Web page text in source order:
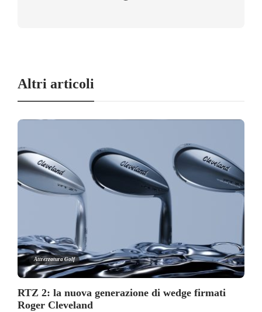
Altri articoli
Attrezzatura Golf
RTZ 2: la nuova generazione di wedge firmati
Roger Cleveland